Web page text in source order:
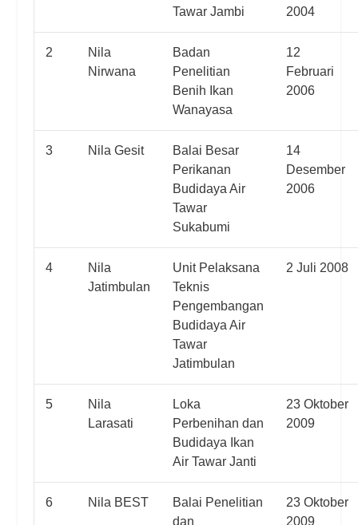
Tawar Jambi
2004
2
Nila
Nirwana
Badan
Penelitian
Benih Ikan
Wanayasa
12
Februari
2006
3 Nila Gesit
Balai Besar
Perikanan
Budidaya Air
Tawar
Sukabumi
14
Desember
2006
4
Nila
Jatimbulan
Unit Pelaksana
Teknis
Pengembangan
Budidaya Air
Tawar
Jatimbulan
2 Juli 2008
5
Nila
Larasati
Loka
Perbenihan dan
Budidaya Ikan
Air Tawar Janti
23 Oktober
2009
6 Nila BEST
Balai Penelitian
dan
23 Oktober
2009